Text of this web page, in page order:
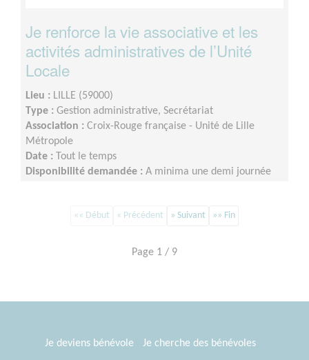
Je renforce la vie associative et les
activités administratives de l’Unité
Locale
Lieu : LILLE (59000)
Type : Gestion administrative, Secrétariat
Association : Croix-Rouge française - Unité de Lille
Métropole
Date : Tout le temps
Disponibilité demandée : A minima une demi journée
«« Début « Précédent » Suivant »» Fin
Page 1 / 9
Je deviens bénévole Je cherche des bénévoles